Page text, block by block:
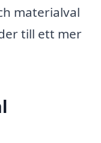
materialval
till ett mer